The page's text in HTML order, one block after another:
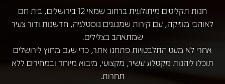
חנות תקליטים מיתולוגית ברחוב שמאי 12 בירושלים, בית חם
לאוהבי מוזיקה, עם קירות שמנגנים נוסטלגיה, חדשנות ודור צעיר
שמתאהב בצלילים.
אחרי לא מעט התלבטויות פתחנו אתר, כדי שגם מחוץ לירושלים
תוכלו ליהנות מקטלוג עשיר, מקצועי, מיבוא מיוחד ובמחירים ללא
תחרות.